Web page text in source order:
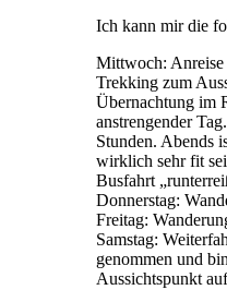
Ich kann mir die
Mittwoch: Anreise
Trekking zum
Übernachtung im
anstrengender
Stunden. Abends
wirklich sehr fit
Busfahrt
Donnerstag:
Freitag:
Samstag:
genommen und
Aussichtspunkt